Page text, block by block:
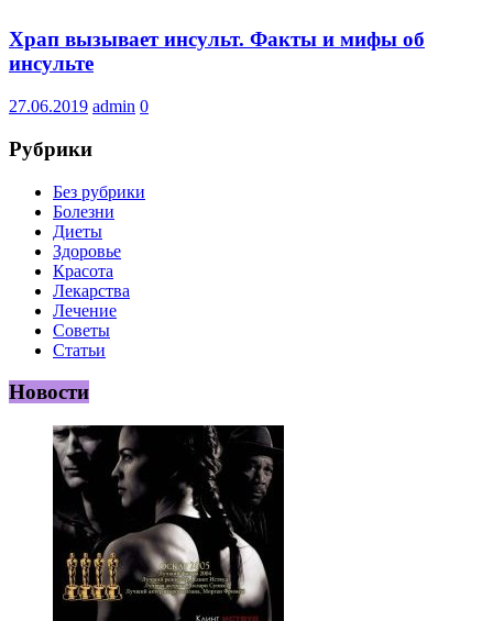
Храп вызывает инсульт. Факты и мифы об
инсульте
27.06.2019 admin 0
Рубрики
Без рубрики
Болезни
Диеты
Здоровье
Красота
Лекарства
Лечение
Советы
Статьи
Новости